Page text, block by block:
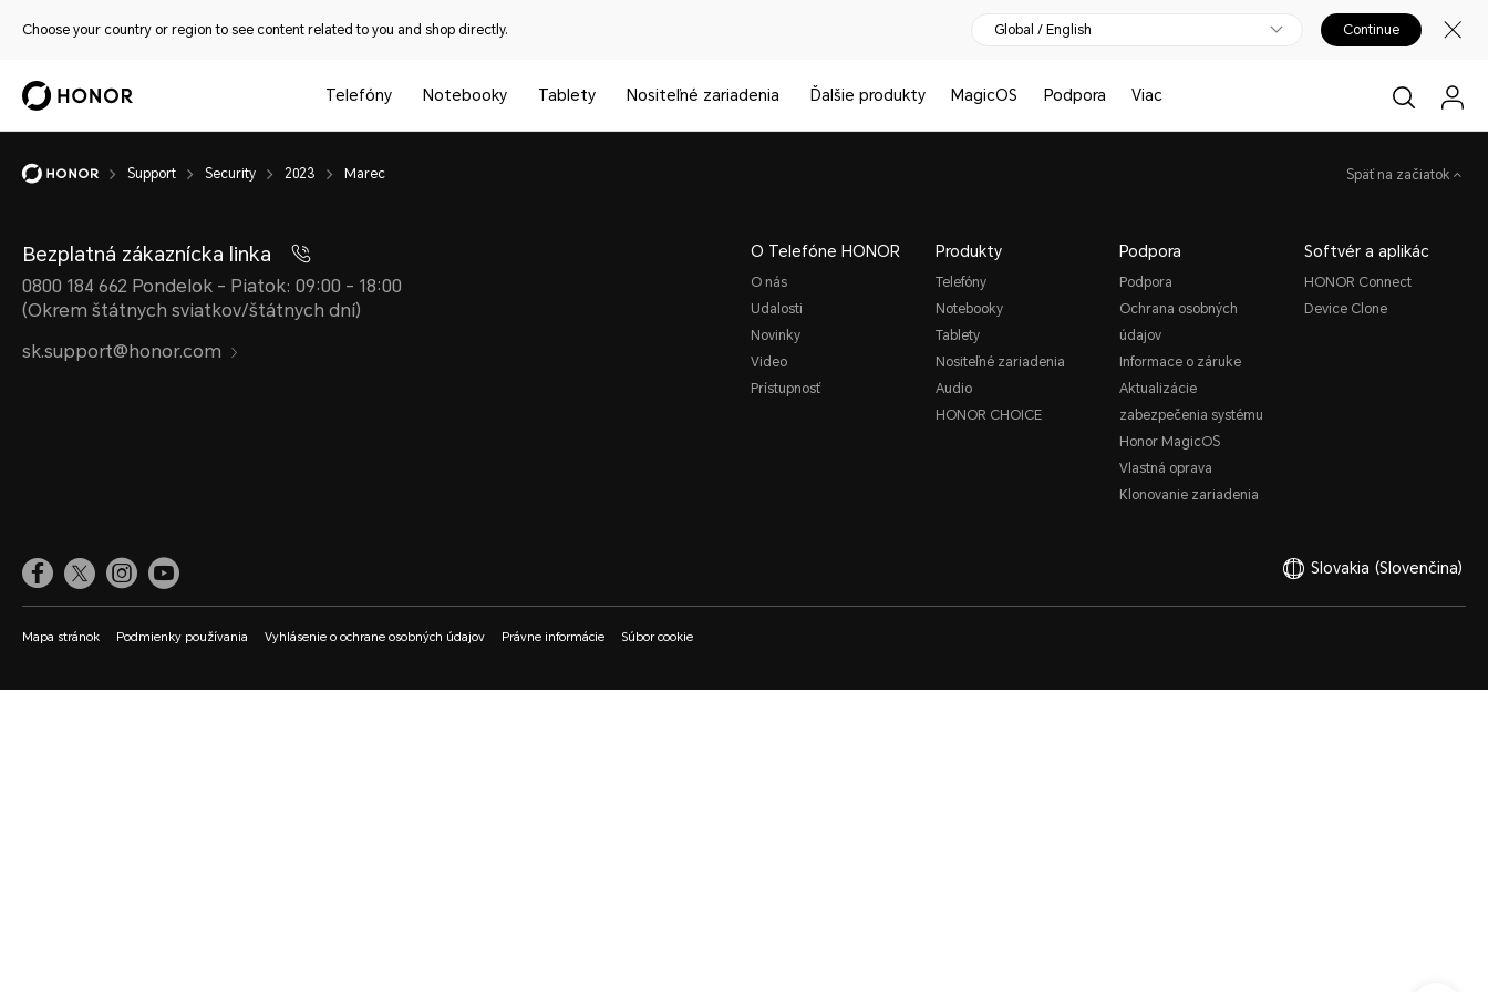
Choose your country or region to see content related to you and shop directly. Global / English Continue
Telefóny Notebooky Tablety Nositeľné zariadenia Ďalšie produkty MagicOS Podpora Viac
Support Security 2023 Marec Späť na začiatok
Bezplatná zákaznícka linka
0800 184 662 Pondelok - Piatok: 09:00 - 18:00
(Okrem štátnych sviatkov/štátnych dní)
sk.support@honor.com
O Telefóne HONOR
O nás
Udalosti
Novinky
Video
Prístupnosť
Produkty
Telefóny
Notebooky
Tablety
Nositeľné zariadenia
Audio
HONOR CHOICE
Podpora
Podpora
Ochrana osobných
údajov
Informace o záruke
Aktualizácie
zabezpečenia systému
Honor MagicOS
Vlastná oprava
Klonovanie zariadenia
Softvér a aplikác
HONOR Connect
Device Clone
Slovakia (Slovenčina)
Mapa stránok Podmienky používania Vyhlásenie o ochrane osobných údajov Právne informácie Súbor cookie